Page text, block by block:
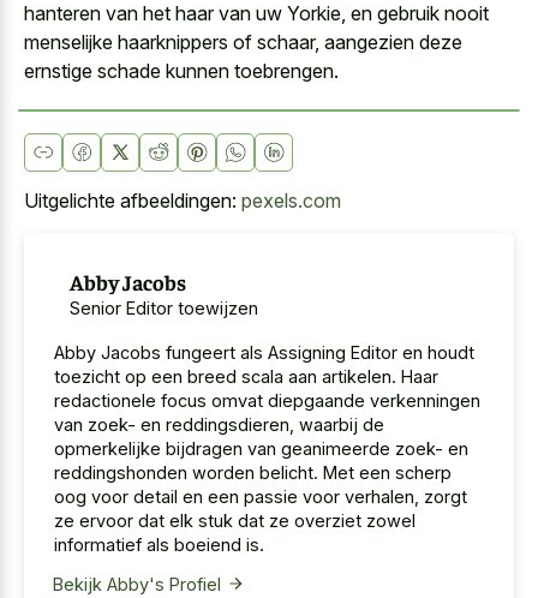
hanteren van het haar van uw Yorkie, en gebruik nooit
menselijke haarknippers of schaar, aangezien deze
ernstige schade kunnen toebrengen.
Uitgelichte afbeeldingen: pexels.com
Abby Jacobs
Senior Editor toewijzen
Abby Jacobs fungeert als Assigning Editor en houdt
toezicht op een breed scala aan artikelen. Haar
redactionele focus omvat diepgaande verkenningen
van zoek- en reddingsdieren, waarbij de
opmerkelijke bijdragen van geanimeerde zoek- en
reddingshonden worden belicht. Met een scherp
oog voor detail en een passie voor verhalen, zorgt
ze ervoor dat elk stuk dat ze overziet zowel
informatief als boeiend is.
Bekijk Abby's Profiel